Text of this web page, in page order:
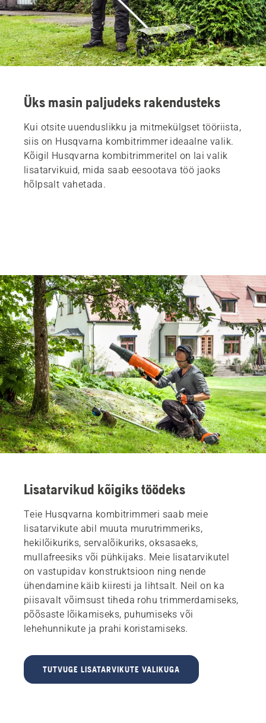
Üks masin paljudeks rakendusteks
Kui otsite uuenduslikku ja mitmekülgset tööriista,
siis on Husqvarna kombitrimmer ideaalne valik.
Kõigil Husqvarna kombitrimmeritel on lai valik
lisatarvikuid, mida saab eesootava töö jaoks
hõlpsalt vahetada.
Lisatarvikud kõigiks töödeks
Teie Husqvarna kombitrimmeri saab meie
lisatarvikute abil muuta murutrimmeriks,
hekilõikuriks, servalõikuriks, oksasaeks,
mullafreesiks või pühkijaks. Meie lisatarvikutel
on vastupidav konstruktsioon ning nende
ühendamine käib kiiresti ja lihtsalt. Neil on ka
piisavalt võimsust tiheda rohu trimmerdamiseks,
põõsaste lõikamiseks, puhumiseks või
lehehunnikute ja prahi koristamiseks.
TUTVUGE LISATARVIKUTE VALIKUGA